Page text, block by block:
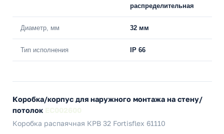
распределительная
Диаметр, мм 32 мм
Тип исполнения IP 66
Коробка/корпус для наружного монтажа на стену/
потолок
Коробка распаячная КРВ 32 Fortisflex 61110